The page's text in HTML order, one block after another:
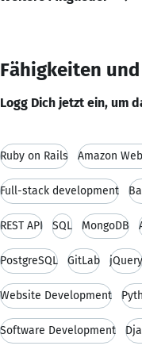
Fähigkeiten
Logg Dich jetzt ein, um
Ruby on Rails Amazon
Full-stack development
REST API SQL MongoDB
PostgreSQL GitLab jQuery
Website Development
Software Development